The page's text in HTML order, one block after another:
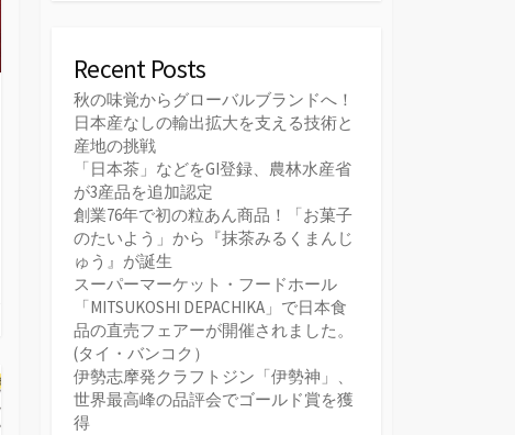
Recent Posts
秋の味覚からグローバルブランドへ！
日本産なしの輸出拡大を支える技術と
産地の挑戦
「日本茶」などをGI登録、農林水産省
が3産品を追加認定
創業76年で初の粒あん商品！「お菓子
のたいよう」から『抹茶みるくまんじ
ゅう』が誕生
スーパーマーケット・フードホール
「MITSUKOSHI DEPACHIKA」で日本食
品の直売フェアーが開催されました。
(タイ・バンコク）
伊勢志摩発クラフトジン「伊勢神」、
世界最高峰の品評会でゴールド賞を獲
得